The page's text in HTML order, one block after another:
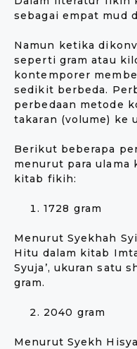
Namun ketika
seperti gram atau
kontemporer
sedikit berbeda.
perbedaan metode
takaran (volume) ke
Berikut beberapa
menurut para ulama
kitab fikih:
1728 gram
Menurut Syekhah
Hitu dalam kitab
Syuja’, ukuran satu
gram.
2040 gram
Menurut Syekh